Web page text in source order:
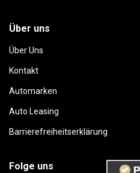
Über uns
Über Uns
Kontakt
Automarken
Auto Leasing
Barrierefreiheitserklärung
Folge uns